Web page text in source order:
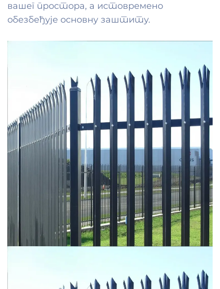
вашег простора, а истовремено
обезбеђује основну заштиту.